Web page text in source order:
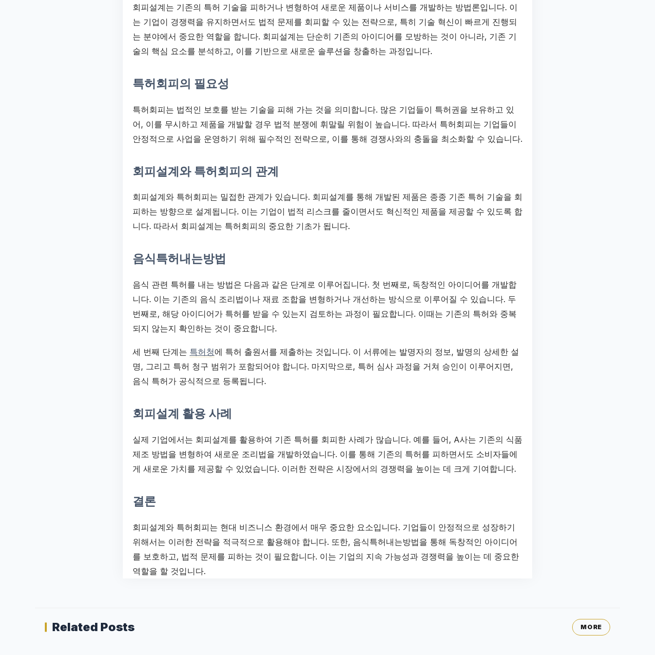
회피설계는 기존의 특허 기술을 피하거나 변형하여 새로운 제품이나 서비스를 개발하는 방법론입니다. 이
는 기업이 경쟁력을 유지하면서도 법적 문제를 회피할 수 있는 전략으로, 특히 기술 혁신이 빠르게 진행되
는 분야에서 중요한 역할을 합니다. 회피설계는 단순히 기존의 아이디어를 모방하는 것이 아니라, 기존 기
술의 핵심 요소를 분석하고, 이를 기반으로 새로운 솔루션을 창출하는 과정입니다.
특허회피의 필요성
특허회피는 법적인 보호를 받는 기술을 피해 가는 것을 의미합니다. 많은 기업들이 특허권을 보유하고 있
어, 이를 무시하고 제품을 개발할 경우 법적 분쟁에 휘말릴 위험이 높습니다. 따라서 특허회피는 기업들이
안정적으로 사업을 운영하기 위해 필수적인 전략으로, 이를 통해 경쟁사와의 충돌을 최소화할 수 있습니다.
회피설계와 특허회피의 관계
회피설계와 특허회피는 밀접한 관계가 있습니다. 회피설계를 통해 개발된 제품은 종종 기존 특허 기술을 회
피하는 방향으로 설계됩니다. 이는 기업이 법적 리스크를 줄이면서도 혁신적인 제품을 제공할 수 있도록 합
니다. 따라서 회피설계는 특허회피의 중요한 기초가 됩니다.
음식특허내는방법
음식 관련 특허를 내는 방법은 다음과 같은 단계로 이루어집니다. 첫 번째로, 독창적인 아이디어를 개발합
니다. 이는 기존의 음식 조리법이나 재료 조합을 변형하거나 개선하는 방식으로 이루어질 수 있습니다. 두
번째로, 해당 아이디어가 특허를 받을 수 있는지 검토하는 과정이 필요합니다. 이때는 기존의 특허와 중복
되지 않는지 확인하는 것이 중요합니다.
세 번째 단계는 특허청에 특허 출원서를 제출하는 것입니다. 이 서류에는 발명자의 정보, 발명의 상세한 설
명, 그리고 특허 청구 범위가 포함되어야 합니다. 마지막으로, 특허 심사 과정을 거쳐 승인이 이루어지면,
음식 특허가 공식적으로 등록됩니다.
회피설계 활용 사례
실제 기업에서는 회피설계를 활용하여 기존 특허를 회피한 사례가 많습니다. 예를 들어, A사는 기존의 식품
제조 방법을 변형하여 새로운 조리법을 개발하였습니다. 이를 통해 기존의 특허를 피하면서도 소비자들에
게 새로운 가치를 제공할 수 있었습니다. 이러한 전략은 시장에서의 경쟁력을 높이는 데 크게 기여합니다.
결론
회피설계와 특허회피는 현대 비즈니스 환경에서 매우 중요한 요소입니다. 기업들이 안정적으로 성장하기
위해서는 이러한 전략을 적극적으로 활용해야 합니다. 또한, 음식특허내는방법을 통해 독창적인 아이디어
를 보호하고, 법적 문제를 피하는 것이 필요합니다. 이는 기업의 지속 가능성과 경쟁력을 높이는 데 중요한
역할을 할 것입니다.
Related Posts MORE